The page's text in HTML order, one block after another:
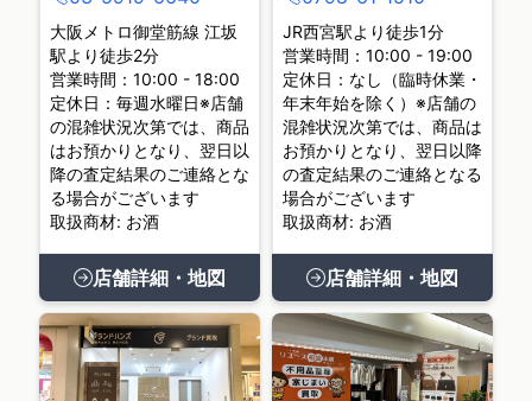
大阪メトロ御堂筋線 江坂
駅より徒歩2分
営業時間：10:00 - 18:00
定休日：毎週水曜日※店舗
の混雑状況次第では、商品
はお預かりとなり、翌日以
降の査定結果のご連絡とな
る場合がございます
取扱商材: お酒
店舗詳細・地図
JR西宮駅より徒歩1分
営業時間：10:00 - 19:00
定休日：なし（臨時休業・
年末年始を除く）※店舗の
混雑状況次第では、商品は
お預かりとなり、翌日以降
の査定結果のご連絡となる
場合がございます
取扱商材: お酒
店舗詳細・地図